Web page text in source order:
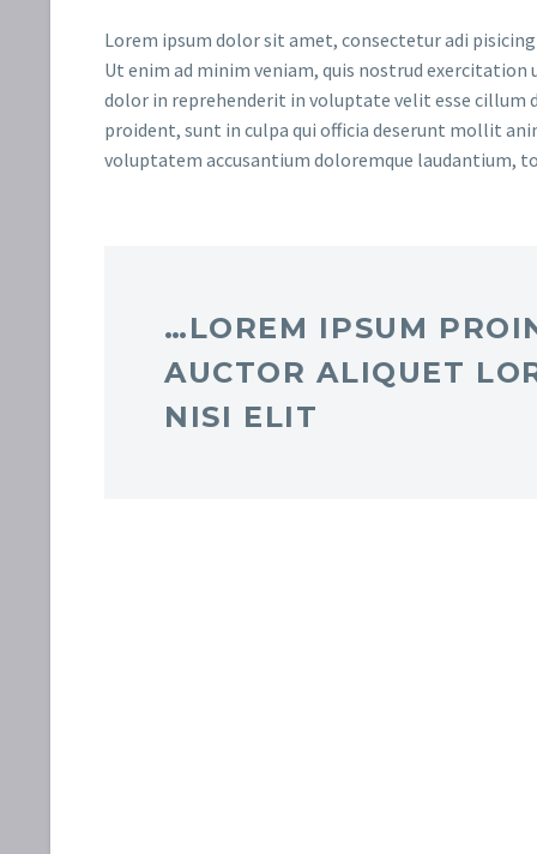
Lorem ipsum dolor sit amet, consectetur adi
Ut enim ad minim veniam, quis nostrud exercitation
dolor in reprehenderit in voluptate velit esse cillum
proident, sunt in culpa qui officia deserunt mollit
voluptatem accusantium doloremque laudantium,
…LOREM IPSUM
AUCTOR ALIQUET
NISI ELIT